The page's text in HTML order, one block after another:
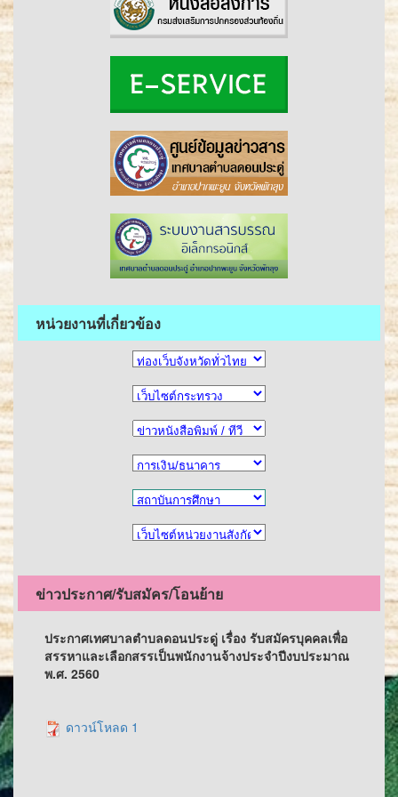
หน่วยงานที่เกี่ยวข้อง
ข่าวประกาศ/รับสมัคร/โอนย้าย
ประกาศเทศบาลตำบลดอนประดู่ เรื่อง รับสมัครบุคคลเพื่อ
สรรหาและเลือกสรรเป็นพนักงานจ้างประจำปีงบประมาณ
พ.ศ. 2560
ดาวน์โหลด 1